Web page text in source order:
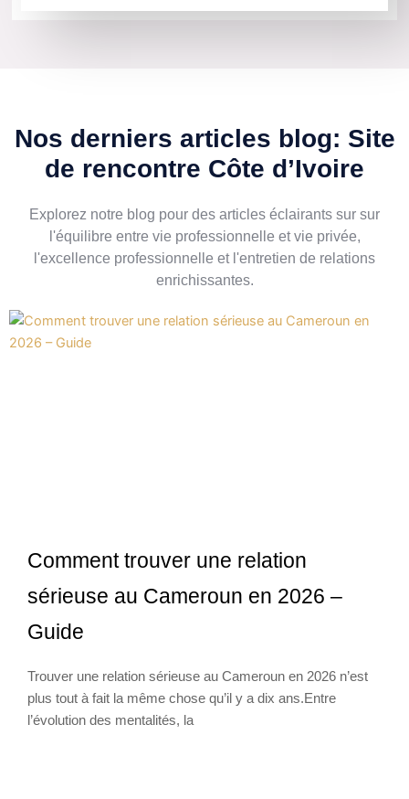
Nos derniers articles blog: Site
de rencontre Côte d’Ivoire
Explorez notre blog pour des articles éclairants sur sur
l'équilibre entre vie professionnelle et vie privée,
l'excellence professionnelle et l'entretien de relations
enrichissantes.
Comment trouver une relation
sérieuse au Cameroun en 2026 –
Guide
Trouver une relation sérieuse au Cameroun en 2026 n’est
plus tout à fait la même chose qu’il y a dix ans.Entre
l’évolution des mentalités, la